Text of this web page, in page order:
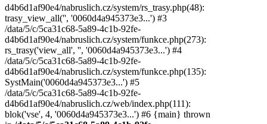
d4b6d1af90e4/nabruslich.cz/system/rs_trasy.php(48):
trasy_view_all('', '0060d4a945373e3...') #3
/data/5/c/5ca31c68-5a89-4c1b-92fe-
d4b6d1af90e4/nabruslich.cz/system/funkce.php(273):
rs_trasy('view_all', '', '0060d4a945373e3...') #4
/data/5/c/5ca31c68-5a89-4c1b-92fe-
d4b6d1af90e4/nabruslich.cz/system/funkce.php(135):
SystMain('0060d4a945373e3...') #5
/data/5/c/5ca31c68-5a89-4c1b-92fe-
d4b6d1af90e4/nabruslich.cz/web/index.php(111):
blok('vse', 4, '0060d4a945373e3...') #6 {main} thrown